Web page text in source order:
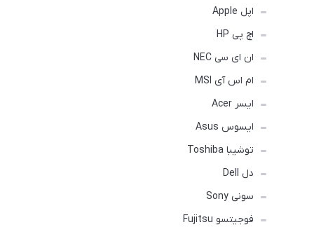
اپل Apple
اچ پی HP
ان ای سی NEC
ام اس آی MSI
ایسر Acer
ایسوس Asus
توشیبا Toshiba
دل Dell
سونی Sony
فوجیتسو Fujitsu